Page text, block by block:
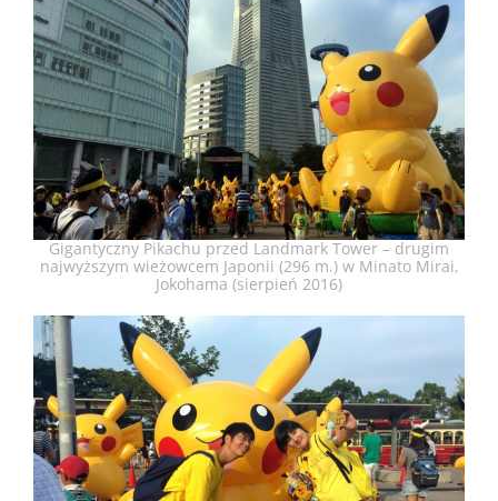
Gigantyczny Pikachu przed Landmark Tower – drugim
najwyższym wieżowcem Japonii (296 m.) w Minato Mirai,
Jokohama (sierpień 2016)